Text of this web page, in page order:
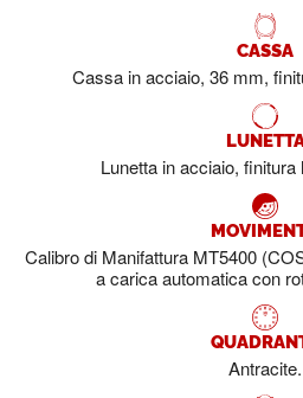
CASSA
Cassa in acciaio, 36 mm,
Lunetta in acciaio, finitura
Calibro di Manifattura MT5400
a carica automatica con
Antracite.